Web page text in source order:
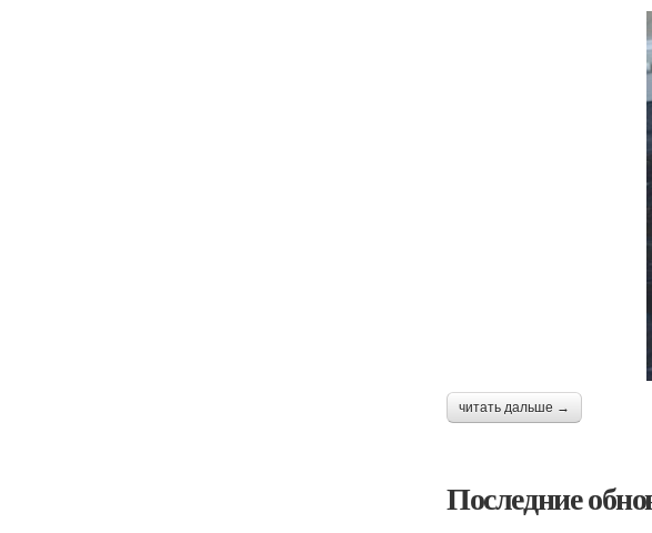
читать дальше →
Последние